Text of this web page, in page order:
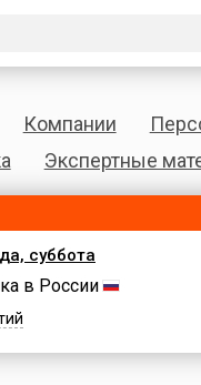
Компании
Экспертные
суббота
в России